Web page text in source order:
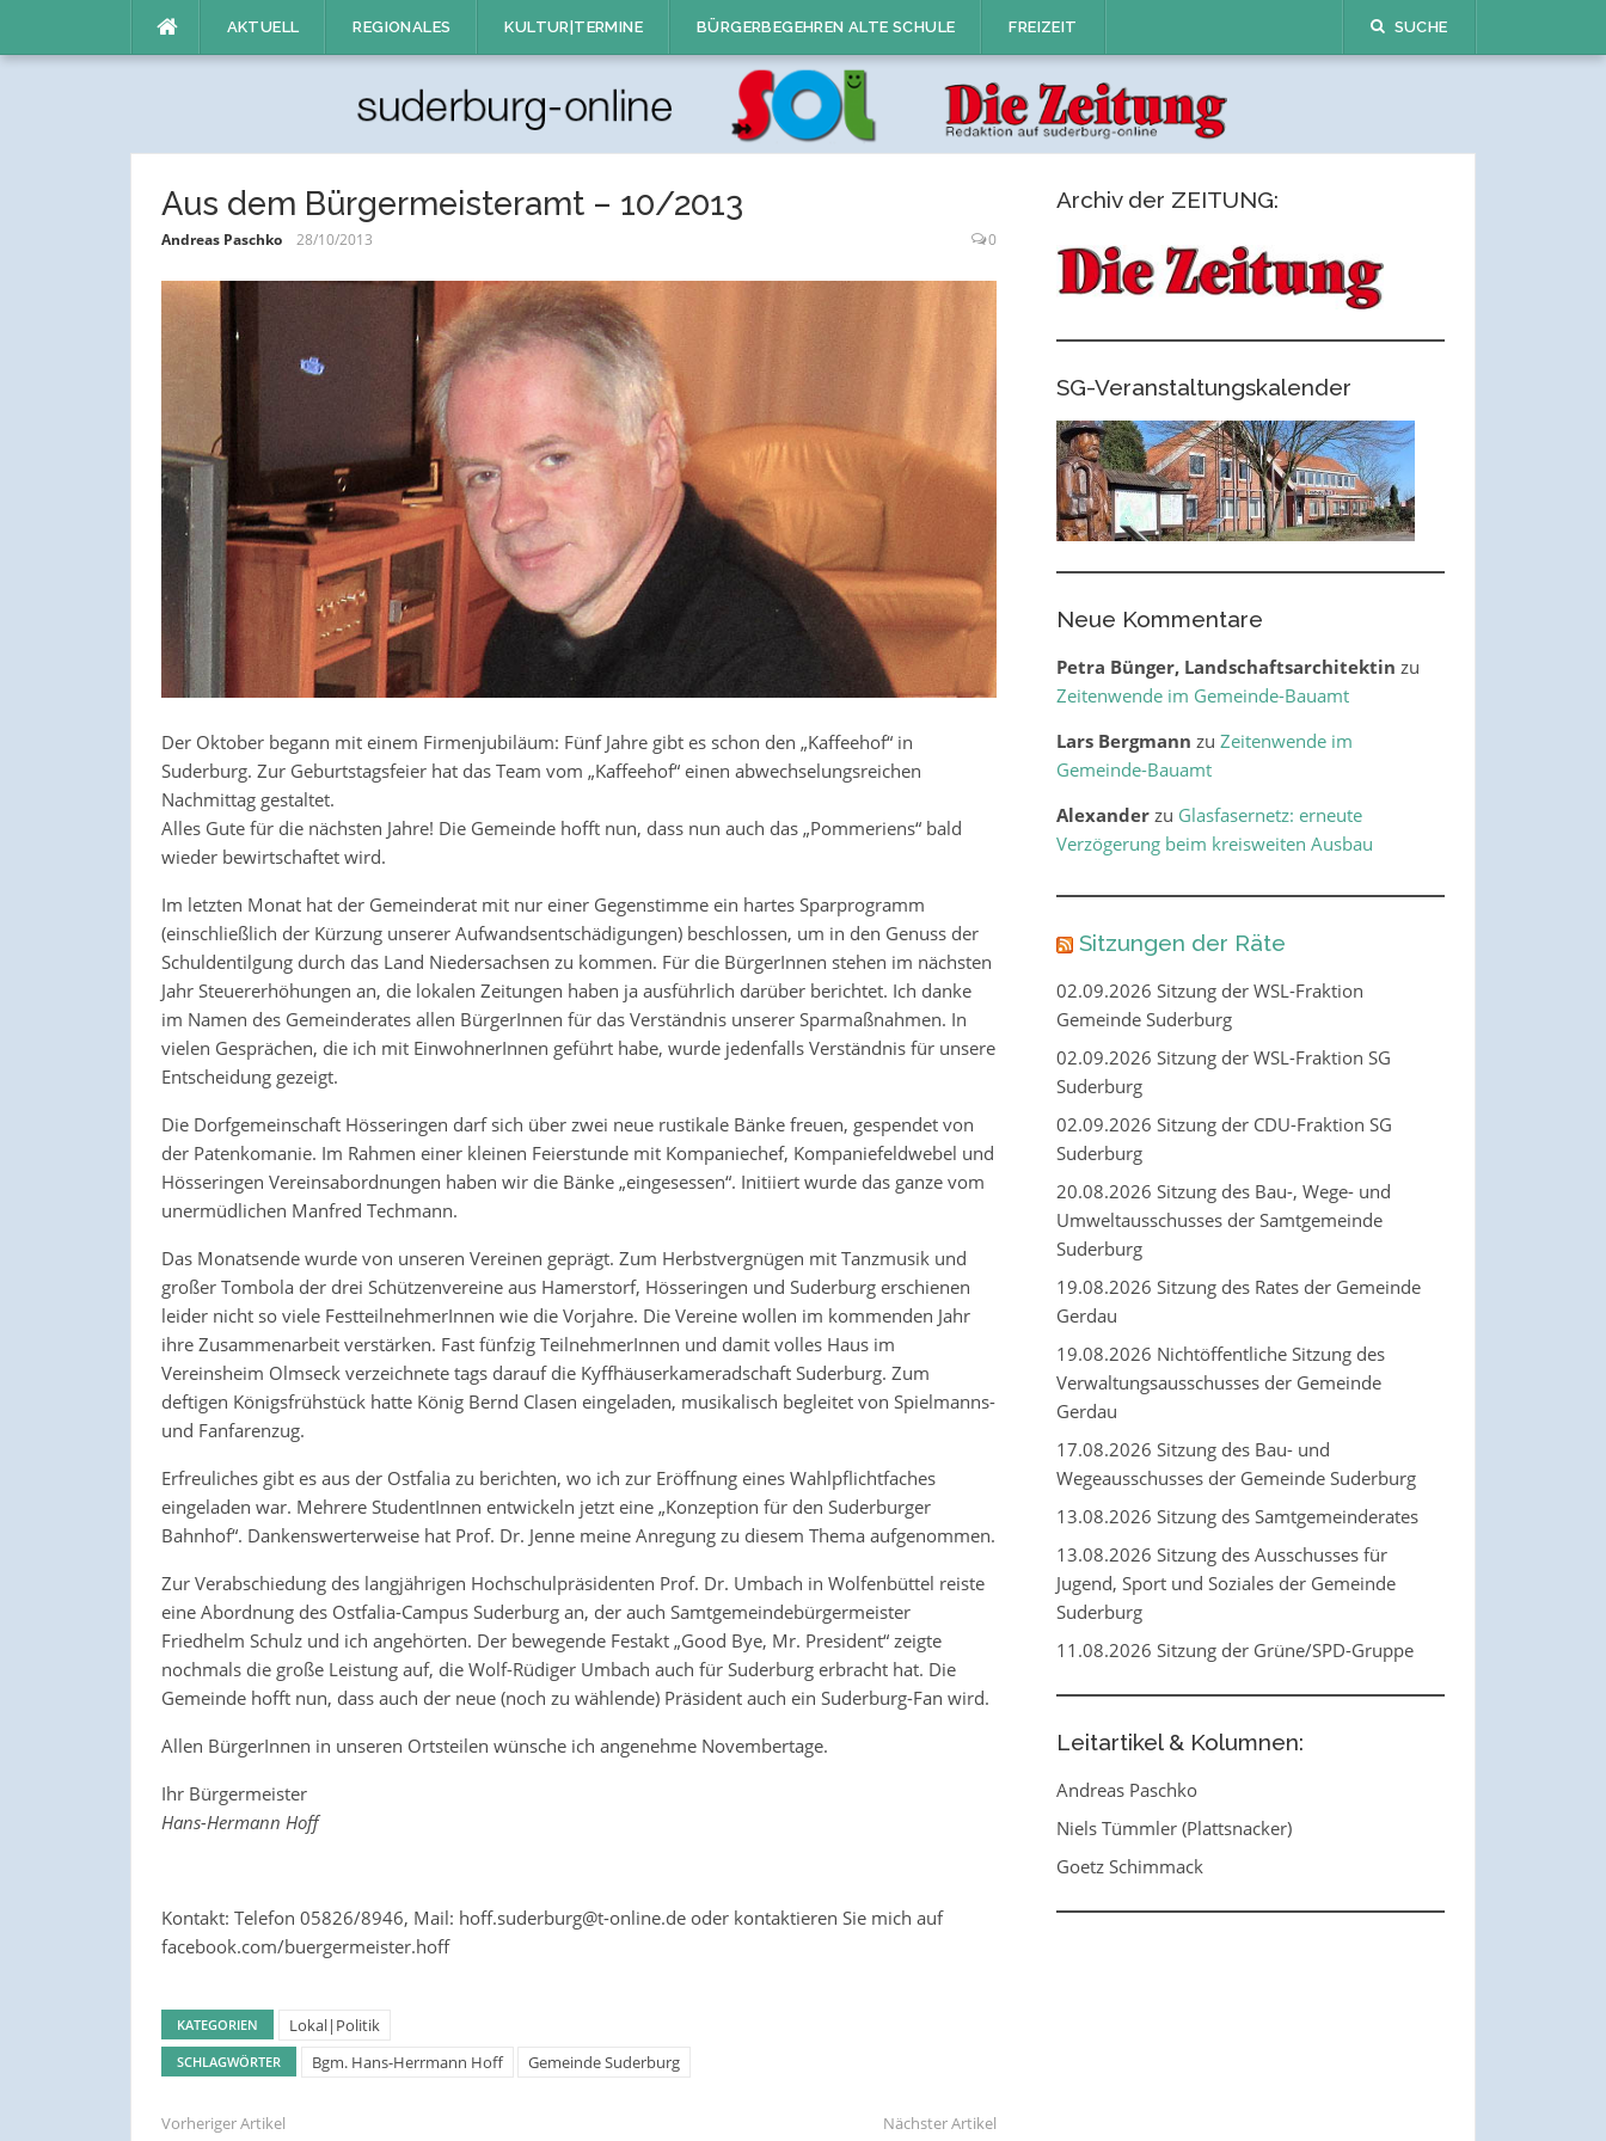
AKTUELL REGIONALES KULTUR|TERMINE BÜRGERBEGEHREN ALTE SCHULE FREIZEIT SUCHE
Aus dem Bürgermeisteramt – 10/2013
Andreas Paschko 28/10/2013 0
Der Oktober begann mit einem Firmenjubiläum: Fünf Jahre gibt es schon den „Kaffeehof“ in
Suderburg. Zur Geburtstagsfeier hat das Team vom „Kaffeehof“ einen abwechselungsreichen
Nachmittag gestaltet.
Alles Gute für die nächsten Jahre! Die Gemeinde hofft nun, dass nun auch das „Pommeriens“ bald
wieder bewirtschaftet wird.
Im letzten Monat hat der Gemeinderat mit nur einer Gegenstimme ein hartes Sparprogramm
(einschließlich der Kürzung unserer Aufwandsentschädigungen) beschlossen, um in den Genuss der
Schuldentilgung durch das Land Niedersachsen zu kommen. Für die BürgerInnen stehen im nächsten
Jahr Steuererhöhungen an, die lokalen Zeitungen haben ja ausführlich darüber berichtet. Ich danke
im Namen des Gemeinderates allen BürgerInnen für das Verständnis unserer Sparmaßnahmen. In
vielen Gesprächen, die ich mit EinwohnerInnen geführt habe, wurde jedenfalls Verständnis für unsere
Entscheidung gezeigt.
Die Dorfgemeinschaft Hösseringen darf sich über zwei neue rustikale Bänke freuen, gespendet von
der Patenkomanie. Im Rahmen einer kleinen Feierstunde mit Kompaniechef, Kompaniefeldwebel und
Hösseringen Vereinsabordnungen haben wir die Bänke „eingesessen“. Initiiert wurde das ganze vom
unermüdlichen Manfred Techmann.
Das Monatsende wurde von unseren Vereinen geprägt. Zum Herbstvergnügen mit Tanzmusik und
großer Tombola der drei Schützenvereine aus Hamerstorf, Hösseringen und Suderburg erschienen
leider nicht so viele FestteilnehmerInnen wie die Vorjahre. Die Vereine wollen im kommenden Jahr
ihre Zusammenarbeit verstärken. Fast fünfzig TeilnehmerInnen und damit volles Haus im
Vereinsheim Olmseck verzeichnete tags darauf die Kyffhäuserkameradschaft Suderburg. Zum
deftigen Königsfrühstück hatte König Bernd Clasen eingeladen, musikalisch begleitet von Spielmanns-
und Fanfarenzug.
Erfreuliches gibt es aus der Ostfalia zu berichten, wo ich zur Eröffnung eines Wahlpflichtfaches
eingeladen war. Mehrere StudentInnen entwickeln jetzt eine „Konzeption für den Suderburger
Bahnhof“. Dankenswerterweise hat Prof. Dr. Jenne meine Anregung zu diesem Thema aufgenommen.
Zur Verabschiedung des langjährigen Hochschulpräsidenten Prof. Dr. Umbach in Wolfenbüttel reiste
eine Abordnung des Ostfalia-Campus Suderburg an, der auch Samtgemeindebürgermeister
Friedhelm Schulz und ich angehörten. Der bewegende Festakt „Good Bye, Mr. President“ zeigte
nochmals die große Leistung auf, die Wolf-Rüdiger Umbach auch für Suderburg erbracht hat. Die
Gemeinde hofft nun, dass auch der neue (noch zu wählende) Präsident auch ein Suderburg-Fan wird.
Allen BürgerInnen in unseren Ortsteilen wünsche ich angenehme Novembertage.
Ihr Bürgermeister
Hans-Hermann Hoff
Kontakt: Telefon 05826/8946, Mail: hoff.suderburg@t-online.de oder kontaktieren Sie mich auf
facebook.com/buergermeister.hoff
KATEGORIEN Lokal|Politik
SCHLAGWÖRTER Bgm. Hans-Herrmann Hoff Gemeinde Suderburg
Vorheriger Artikel
Nächster Artikel
Archiv der ZEITUNG:
SG-Veranstaltungskalender
Neue Kommentare
Petra Bünger, Landschaftsarchitektin zu
Zeitenwende im Gemeinde-Bauamt
Lars Bergmann zu Zeitenwende im
Gemeinde-Bauamt
Alexanderzu Glasfasernetz: erneute
Verzögerung beim kreisweiten Ausbau
Sitzungen der Räte
02.09.2026 Sitzung der WSL-Fraktion
Gemeinde Suderburg
02.09.2026 Sitzung der WSL-Fraktion SG
Suderburg
02.09.2026 Sitzung der CDU-Fraktion SG
Suderburg
20.08.2026 Sitzung des Bau-, Wege- und
Umweltausschusses der Samtgemeinde
Suderburg
19.08.2026 Sitzung des Rates der Gemeinde
Gerdau
19.08.2026 Nichtöffentliche Sitzung des
Verwaltungsausschusses der Gemeinde
Gerdau
17.08.2026 Sitzung des Bau- und
Wegeausschusses der Gemeinde Suderburg
13.08.2026 Sitzung des Samtgemeinderates
13.08.2026 Sitzung des Ausschusses für
Jugend, Sport und Soziales der Gemeinde
Suderburg
11.08.2026 Sitzung der Grüne/SPD-Gruppe
Leitartikel & Kolumnen:
Andreas Paschko
Niels Tümmler (Plattsnacker)
Goetz Schimmack